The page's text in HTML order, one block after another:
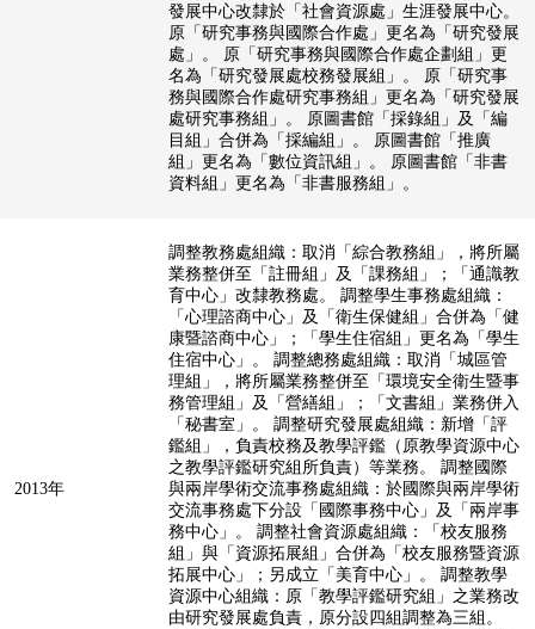
發展中心改隸於「社會資源處」生涯發展中心。
原「研究事務與國際合作處」更名為「研究發展
處」。 原「研究事務與國際合作處企劃組」更
名為「研究發展處校務發展組」。 原「研究事
務與國際合作處研究事務組」更名為「研究發展
處研究事務組」。 原圖書館「採錄組」及「編
目組」合併為「採編組」。 原圖書館「推廣
組」更名為「數位資訊組」。 原圖書館「非書
資料組」更名為「非書服務組」。
2013年
調整教務處組織：取消「綜合教務組」，將所屬
業務整併至「註冊組」及「課務組」；「通識教
育中心」改隸教務處。 調整學生事務處組織：
「心理諮商中心」及「衛生保健組」合併為「健
康暨諮商中心」；「學生住宿組」更名為「學生
住宿中心」。 調整總務處組織：取消「城區管
理組」，將所屬業務整併至「環境安全衛生暨事
務管理組」及「營繕組」；「文書組」業務併入
「秘書室」。 調整研究發展處組織：新增「評
鑑組」，負責校務及教學評鑑（原教學資源中心
之教學評鑑研究組所負責）等業務。 調整國際
與兩岸學術交流事務處組織：於國際與兩岸學術
交流事務處下分設「國際事務中心」及「兩岸事
務中心」。 調整社會資源處組織：「校友服務
組」與「資源拓展組」合併為「校友服務暨資源
拓展中心」；另成立「美育中心」。 調整教學
資源中心組織：原「教學評鑑研究組」之業務改
由研究發展處負責，原分設四組調整為三組。